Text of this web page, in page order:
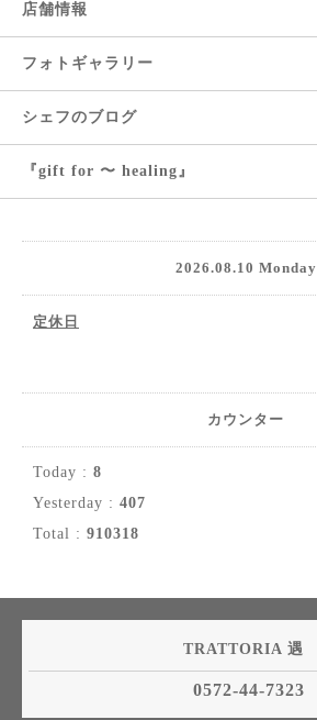
店舗情報
フォトギャラリー
シェフのブログ
『gift for 〜 healing』
2026.08.10 Monday
定休日
カウンター
Today : 8
Yesterday : 407
Total : 910318
TRATTORIA 遇
0572-44-7323